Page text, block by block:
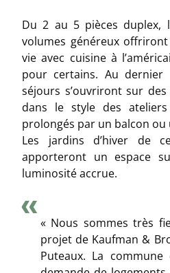
Du 2 au 5 pièces duplex,
volumes généreux
vie avec cuisine à
pour certains. Au dernier
séjours s’ouvriront sur
dans le style des
prolongés par un balcon ou
Les jardins d’hiver de
apporteront un espace
luminosité accrue.
« Nous sommes très
projet de Kaufman &
Puteaux. La